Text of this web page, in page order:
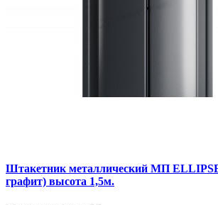
Штакетник металлический МП
графит) высота 1,5м.